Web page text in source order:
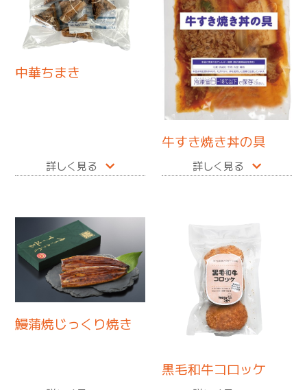
中華ちまき
詳しく見る
牛すき焼き丼の具
詳しく見る
鰻蒲焼じっくり焼き
黒毛和牛コロッケ